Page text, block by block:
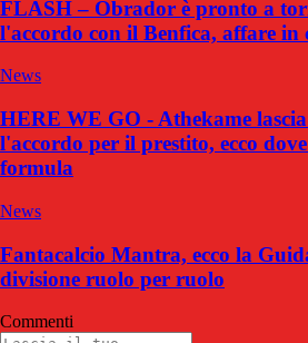
FLASH – Obrador è pronto a
l'accordo con il Benfica, affare in
News
HERE WE GO - Athekame
l'accordo per il prestito, ecco
formula
News
Fantacalcio Mantra, ecco la
divisione ruolo per ruolo
Commenti